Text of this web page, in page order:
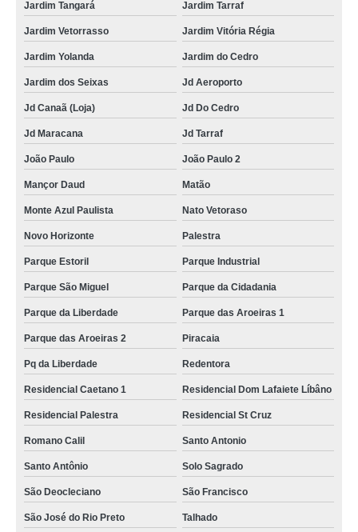
Jardim Tangará Jardim Tarraf
Jardim Vetorrasso Jardim Vitória Régia
Jardim Yolanda Jardim do Cedro
Jardim dos Seixas Jd Aeroporto
Jd Canaã (Loja) Jd Do Cedro
Jd Maracana Jd Tarraf
João Paulo João Paulo 2
Mançor Daud Matão
Monte Azul Paulista Nato Vetoraso
Novo Horizonte Palestra
Parque Estoril Parque Industrial
Parque São Miguel Parque da Cidadania
Parque da Liberdade Parque das Aroeiras 1
Parque das Aroeiras 2 Piracaia
Pq da Liberdade Redentora
Residencial Caetano 1 Residencial Dom Lafaiete Líbâno
Residencial Palestra Residencial St Cruz
Romano Calil Santo Antonio
Santo Antônio Solo Sagrado
São Deocleciano São Francisco
São José do Rio Preto Talhado